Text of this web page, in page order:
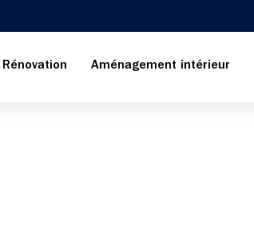
Rénovation Aménagement intérieur